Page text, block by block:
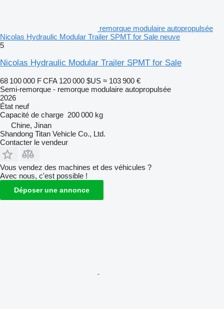
remorque modulaire autopropulsée
Nicolas Hydraulic Modular Trailer SPMT for Sale neuve
5
Nicolas Hydraulic Modular Trailer SPMT for Sale
68 100 000 F CFA 120 000 $US ≈ 103 900 €
Semi-remorque - remorque modulaire autopropulsée
2026
État neuf
Capacité de charge 200 000 kg
Chine, Jinan
Shandong Titan Vehicle Co., Ltd.
Contacter le vendeur
Vous vendez des machines et des véhicules ?
Avec nous, c'est possible !
Déposer une annonce